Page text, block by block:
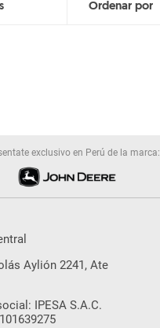
exclusivo en Perú de la marca:
Aylión 2241, Ate
IPESA S.A.C.